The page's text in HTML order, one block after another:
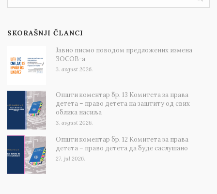
SKORAŠNJI ČLANCI
Јавно писмо поводом предложених измена
ЗОСОВ-а
3. avgust 2026.
Општи коментар бр. 13 Комитета за права
детета – право детета на заштиту од свих
облика насиља
3. avgust 2026.
Општи коментар бр. 12 Комитета за права
детета – право детета да буде саслушано
27. jul 2026.